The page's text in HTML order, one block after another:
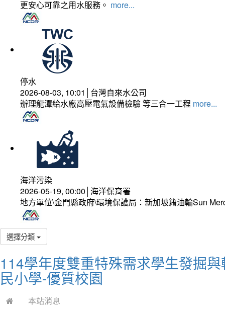
更安心可靠之用水服務。 more...
停水
2026-08-03, 10:01│台灣自來水公司
辦理龍潭給水廠高壓電氣設備檢驗 等三合一工程 more...
海洋污染
2026-05-19, 00:00│海洋保育署
地方單位\金門縣政府\環境保護局：新加坡籍油輪Sun
選擇分類
114學年度雙重特殊需求學生發掘
民小學-優質校園
本站消息